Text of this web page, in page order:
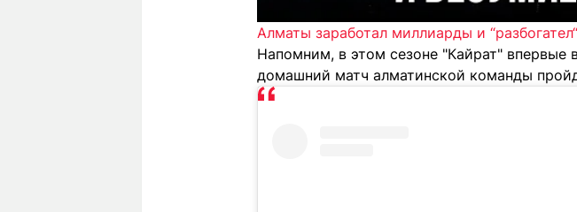
Алматы заработал миллиарды и
Напомним, в этом сезоне "Кайрат" впервые
домашний матч алматинской команды